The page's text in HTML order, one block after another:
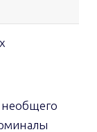
необщего